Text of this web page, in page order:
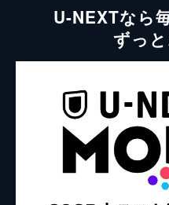
U-NEXTなら
ずっ